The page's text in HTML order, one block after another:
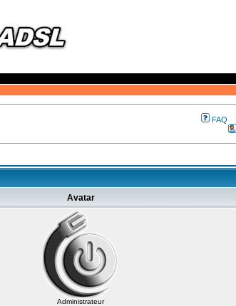
FAQ
Avatar
Administrateur